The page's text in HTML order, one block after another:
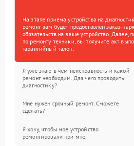
На этапе приема устройства на
ремонт вам будет предоставлен заказ-
обязательств на ваше устройство. Далее,
по ремонту техники, вы получите акт
гарантийный талон.
Я уже знаю в чем неисправность и какой
ремонт необходим. Для чего проводить
диагностику?
Мне нужен срочный ремонт. Сможете
сделать?
Я хочу, чтобы мое устройство
ремонтировали при мне.